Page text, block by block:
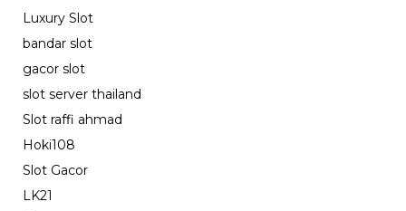
Luxury Slot
bandar slot
gacor slot
slot server thailand
Slot raffi ahmad
Hoki108
Slot Gacor
LK21